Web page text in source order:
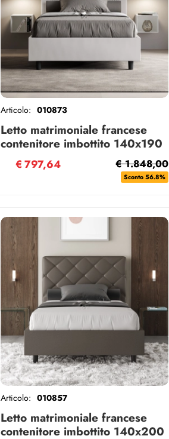
Letto matrimoniale francese
contenitore imbottito 140x190
similpelle bianco Goya
Articolo: 010873
€ 1.848,00
Sconto 56.8%
€797,64
Letto matrimoniale francese
contenitore imbottito 140x200
Articolo: 010857